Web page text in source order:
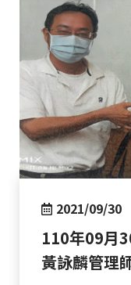
2021/09/30
110年09月
黃詠麟管理